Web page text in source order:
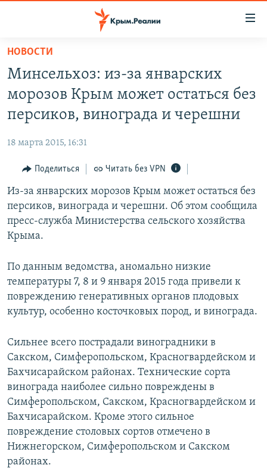
Вернуться
основному
содержанию
Вернутся
главной
навигации
Вернутся
поиску
11 ЛЕТ ОККУПАЦИИ КРЫМА. 11 ИСТОРИЙ СОПРОТИВЛЕНИЯ
ВОДА
ЕЩЕ
ИНТЕРАКТИВ
ИНФОГРАФИКА
ТЕЛЕПРОЕКТ КРЫМ.РЕАЛИИ
СОВЕТЫ ПРАВОЗАЩИТНИКОВ
ПОБЕДИТЕЛЕЙ НЕ СУДЯТ?
КРЫМ.НЕПОКОРЕННЫЙ
УКРАИНСКАЯ ПРОБЛЕМА КРЫМА
РАДІО СВОБОДА
КАК ОБОЙТИ БЛОКИРОВКУ
Українською
Qırımtatar
ПРИСОЕДИНЯЙТЕСЬ!
Все сайты RFE/RL
НОВОСТИ
Минсельхоз: из-за январских
морозов Крым может остаться без
персиков, винограда и черешни
18 марта 2015, 16:31
Поделиться Читать без VPN
Из-за январских морозов Крым может остаться без
персиков, винограда и черешни. Об этом сообщила
пресс-служба Министерства сельского хозяйства
Крыма.
По данным ведомства, аномально низкие
температуры 7, 8 и 9 января 2015 года привели к
повреждению генеративных органов плодовых
культур, особенно косточковых пород, и винограда.
Сильнее всего пострадали виноградники в
Сакском, Симферопольском, Красногвардейском и
Бахчисарайском районах. Технические сорта
винограда наиболее сильно повреждены в
Симферопольском, Сакском, Красногвардейском и
Бахчисарайском. Кроме этого сильное
повреждение столовых сортов отмечено в
Нижнегорском, Симферопольском и Сакском
районах.